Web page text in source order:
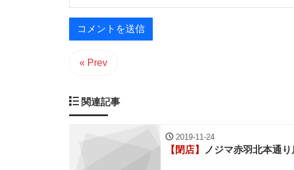
« Prev
関連記事
2019-11-24
【閉店】 ノジマ赤羽北本通り